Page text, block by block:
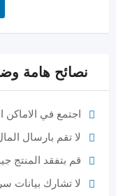
نصائح هامة
اجتمع في الاماكن
لا تقم بارسال
قم بتفقد المنتج
لا تشارك بيانات